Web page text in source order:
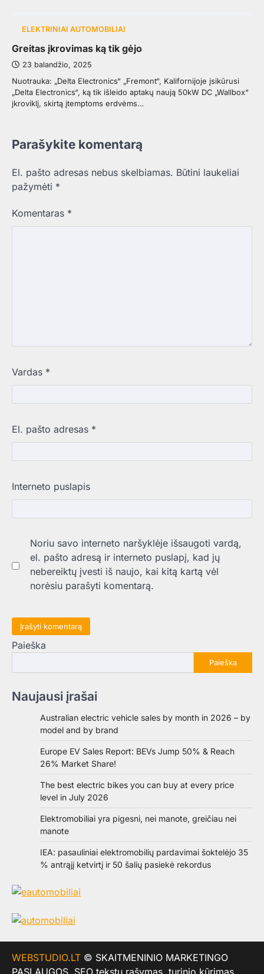
ELEKTRINIAI AUTOMOBILIAI
Greitas įkrovimas ką tik gėjo
23 balandžio, 2025
Nuotrauka: „Delta Electronics“ „Fremont“, Kalifornijoje įsikūrusi
„Delta Electronics“, ką tik išleido aptakų naują 50kW DC „Wallbox“
įkroviklį, skirtą įtemptoms erdvėms…
Parašykite komentarą
El. pašto adresas nebus skelbiamas. Būtini laukeliai
pažymėti *
Komentaras *
Vardas *
El. pašto adresas *
Interneto puslapis
Noriu savo interneto naršyklėje išsaugoti vardą,
el. pašto adresą ir interneto puslapį, kad jų
nebereiktų įvesti iš naujo, kai kitą kartą vėl
norėsiu parašyti komentarą.
Paieška
Paieška
Naujausi įrašai
Australian electric vehicle sales by month in 2026 – by
model and by brand
Europe EV Sales Report: BEVs Jump 50% & Reach
26% Market Share!
The best electric bikes you can buy at every price
level in July 2026
Elektromobiliai yra pigesni, nei manote, greičiau nei
manote
IEA: pasauliniai elektromobilių pardavimai šoktelėjo 35
% antrąjį ketvirtį ir 50 šalių pasiekė rekordus
WEBSTUDIO.LT © SKAITMENINIO MARKETINGO
PASLAUGOS. SEO tekstų rašymas, turinio kūrimas,